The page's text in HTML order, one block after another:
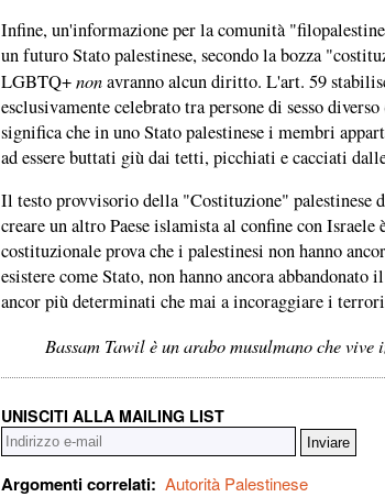
Infine, un'informazione per la comunità
un futuro Stato palestinese, secondo la bozza
LGBTQ+nonavranno alcun diritto. L'art. 59
esclusivamente celebrato tra persone di sesso
significa che in uno Stato palestinese i membri
ad essere buttati giù dai tetti, picchiati e cacciati
Il testo provvisorio della "Costituzione" palestinese
creare un altro Paese islamista al confine con
costituzionale prova che i palestinesi non hanno
esistere come Stato, non hanno ancora
ancor più determinati che mai a incoraggiare i
Bassam Tawil è un arabo musulmano che
UNISCITI ALLA MAILING LIST
Argomenti correlati: Autorità Palestinese